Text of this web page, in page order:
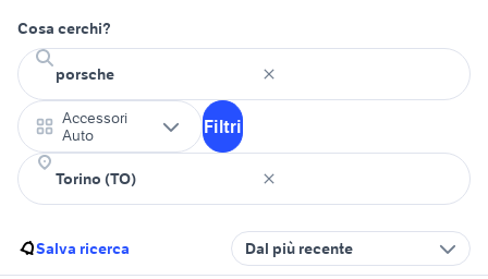
Cosa cerchi?
Accessori
Auto
Filtri
Salva ricerca Dal più recente